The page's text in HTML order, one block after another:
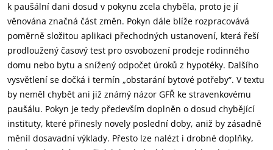
k paušální dani dosud v pokynu zcela chyběla, proto je jí
věnována značná část změn. Pokyn dále blíže rozpracovává
poměrně složitou aplikaci přechodných ustanovení, která řeší
prodloužený časový test pro osvobození prodeje rodinného
domu nebo bytu a snížený odpočet úroků z hypotéky. Dalšího
vysvětlení se dočká i termín „obstarání bytové potřeby“. V textu
by neměl chybět ani již známý názor GFŘ ke stravenkovému
paušálu. Pokyn je tedy především doplněn o dosud chybějící
instituty, které přinesly novely poslední doby, aniž by zásadně
měnil dosavadní výklady. Přesto lze nalézt i drobné doplňky,